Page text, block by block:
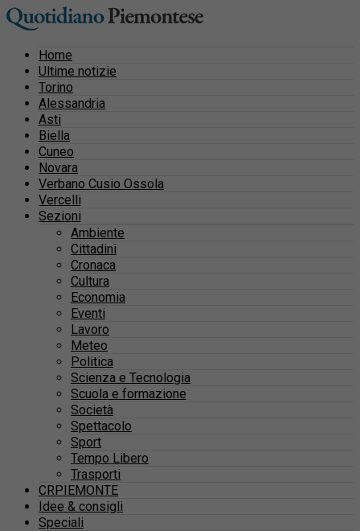
Home
Ultime notizie
Torino
Alessandria
Asti
Biella
Cuneo
Novara
Verbano Cusio Ossola
Vercelli
Sezioni
Ambiente
Cittadini
Cronaca
Cultura
Economia
Eventi
Lavoro
Meteo
Politica
Scienza e Tecnologia
Scuola e formazione
Società
Spettacolo
Sport
Tempo Libero
Trasporti
CRPIEMONTE
Idee & consigli
Speciali